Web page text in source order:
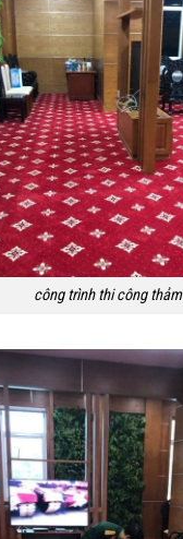
công trình thi công thảm